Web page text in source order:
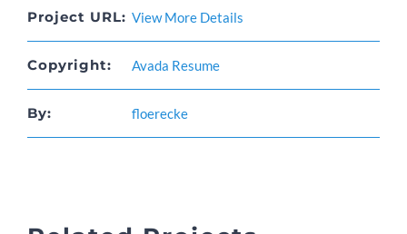
Project URL: View More Details
Copyright: Avada Resume
By: floerecke